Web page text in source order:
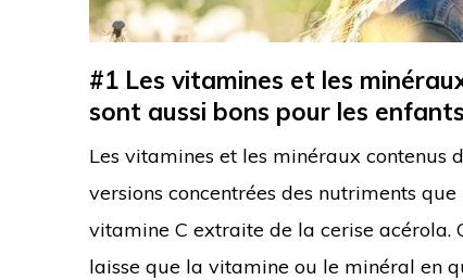
#1 Les vitamines et les
sont aussi bons pour les
Les vitamines et les minéraux contenus
versions concentrées des nutriments
vitamine C extraite de la cerise acérola.
laisse que la vitamine ou le minéral en